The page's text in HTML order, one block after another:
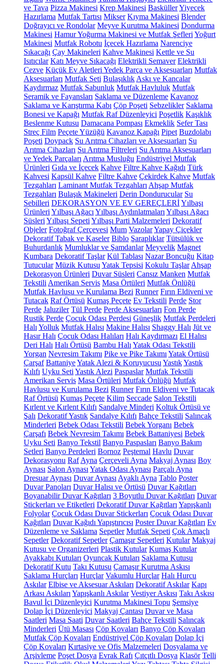
ve Tava Pizza Makinesi Krep Makinesi BasküllerYiyecek
Hazırlama Mutfak Tartısı Mikser Kıyma Makinesi Blender
Doğrayıcı ve Rondolar Meyve Kurutma Makinesi Dondurma
Makinesi Hamur Yoğurma Makinesi ve Mutfak Şefleri Yoğurt
Makinesi Mutfak Robotu İçecek Hazırlama Narenciye
Sıkacağı Çay Makineleri Kahve Makinesi Kettle ve Su
Isıtıcılar Katı Meyve Sıkacağı Elektrikli Semaver Elektrikli
Cezve Küçük Ev Aletleri Yedek Parça ve Aksesuarları Mutfak
Aksesuarları Mutfak Seti Bulaşıklık Askı ve Kancalar
Kaydırmaz Mutfak Sabunluk Mutfak Havluluk Mutfak
Seramik ve Fayansları Saklama ve Düzenleme Kavanoz
Saklama ve Karıştırma Kabı Çöp Poşeti Sebzelikler Saklama
Bonesi ve Kapağı Mutfak Raf Düzenleyici Poşetlik Kaşıklık
Beslenme Kutusu Damacana Pompası Ekmeklik Sefer Tası
Streç Film Peçete Yüzüğü Kavanoz Kapağı Pipet Buzdolabı
Poşeti Doypack Su Arıtma Cihazları ve Aksesuarları Su
Arıtma Cihazları Su Arıtma Filtreleri Su Arıtma Aksesuarları
ve Yedek Parçaları Arıtma Musluğu Endüstriyel Mutfak
Ürünleri Gıda ve İçecek Kahve Filtre Kahve Kağıdı Türk
Kahvesi Kapsül Kahve Filtre Kahve Çekirdek Kahve Mutfak
Tezgahları Laminant Mutfak Tezgahları Ahşap Mutfak
Tezgahları Bulaşık Makineleri Derin Dondurucular Su
Sebilleri DEKORASYON VE EV GEREÇLERİYılbaşı
Ürünleri Yılbaşı Ağacı Yılbaşı Aydınlatmaları Yılbaşı Ağacı
Süsleri Yılbaşı Sepeti Yılbaşı Parti Malzemeleri Dekoratif
Objeler Fotoğraf Çerçevesi Mum VazolarYapay Çiçekler
Dekoratif Tabak ve Kaseler Biblo Şaraplıklar Tütsülük ve
Buhurdanlık Mumluklar ve Şamdanlar Meyvelik Magnet
Kumbara Dekoratif Taşlar Kül Tablası Nazar Boncuğu Kitap
Tutucular Müzik Kutusu Yatak Tepsisi Kokulu Taşlar Ahşap
Dekorasyon Ürünleri Duvar Süsleri Cansız Manken Mutfak
Tekstili Amerikan Servis Masa Örtüleri Mutfak Önlüğü
Mutfak Havlusu ve Kurulama Bezi Runner Fırın Eldiveni ve
Tutacak Raf Örtüsü Kumaş Peçete Ev Tekstili Perde Stor
Perde Jaluziler Tül Perde Perde Aksesuarları Fon Perde
Rustik Perde Çocuk Odası Perdesi Güneşlik Mutfak Perdeleri
Halı Yolluk Mutfak Halısı Makine Halısı Shaggy Halı Jüt ve
Hasır Halı Çocuk Odası Halıları Halı Kaydırmazı El Halısı
Deri Halı Halı Örtüsü Bambu Halı Yatak Odası Tekstili
Yorgan Nevresim Takımı Pike ve Pike Takımı Yatak Örtüsü
Çarşaf BattaniyeYatak Alezi & Koruyucusu YastıkYastık
Kılıfı Uyku Seti Yastık Alezi Paspaslar Mutfak Tekstili
Amerikan Servis Masa Örtüleri Mutfak Önlüğü Mutfak
Havlusu ve Kurulama Bezi Runner Fırın Eldiveni ve Tutacak
Raf Örtüsü Kumaş Peçete Kilim Seccade Salon Tekstili
Kırlent ve Kırlent Kılıfı Sandalye Minderi Koltuk Örtüsü ve
Şalı Dekoratif Yastık Sandalye Kılıfı Bahçe Tekstili Salıncak
Minderleri Bebek Odası Tekstili Bebek Yorganı Bebek
Çarşafı Bebek Nevresim Takımı Bebek Battaniyesi Bebek
Uyku Seti Banyo Tekstil Banyo Paspasları Banyo Bakım
Setleri Banyo Perdeleri Bornoz Peştemal Havlu Duvar
Dekorasyonu Raf Ayna Çerçeveli Ayna Makyaj Aynası Boy
Aynası Salon Aynası Yatak Odası Aynası Parçalı Ayna
Dresuar Aynası Duvar Aynası Ayaklı Ayna Tablo Poster
Duvar Panoları Duvar Halısı ve Örtüsü Duvar Kağıtları
Boyanabilir Duvar Kağıtları 3 Boyutlu Duvar Kağıtları Duvar
Stickerları ve Etiketleri Dekoratif Duvar Kağıtları Yapışkanlı
Folyolar Çocuk Odası Duvar Stickerları Çocuk Odası Duvar
Kağıtları Duvar Kağıdı Yapıştırıcısı Poster Duvar Kağıtları Ev
Düzenleme ve Saklama Sepetler Mutfak Sepeti Çok Amaçlı
Sepetler Dekoratif Sepetler Çamaşır Sepetleri Kutular Makyaj
Kutusu ve Organizerleri Plastik Kutular Kumaş Kutular
Ayakkabı Kutuları Oyuncak Kutuları Saklama Kutusu
Dekoratif Kutu Takı Kutusu Çamaşır Kurutma Askısı
Saklama Hurçları Hurçlar Vakumlu Hurçlar Halı Hurcu
Askılar Elbise ve Aksesuar Askıları Dekoratif Askılar Kapı
Arkası Askıları Yapışkanlı Askılar Vestiyer Askısı Takı Askısı
Bavul İçi Düzenleyici Kurutma Makinesi Topu Şemsiye
Dolap İçi Düzenleyici Makyaj Çantası Duvar ve Masa
Saatleri Masa Saati Duvar Saatleri Bahçe Tekstili Salıncak
Minderleri Ütü Masası Çöp Kovaları Banyo Çöp Kovaları
Mutfak Çöp Kovaları Endüstriyel Çöp Kovaları Dolap İçi
Çöp Kovaları Kırtasiye ve Ofis Malzemeleri Dosyalama ve
Arşivleme Poşet Dosya Evrak Rafı Çıtçıtlı Dosya Klasör Telli